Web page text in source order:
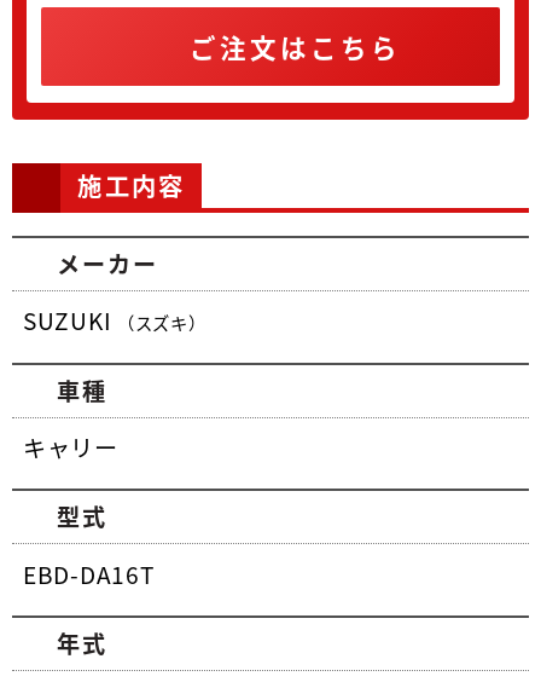
ご注文はこちら
施工内容
メーカー
SUZUKI
（スズキ）
車種
キャリー
型式
EBD-DA16T
年式